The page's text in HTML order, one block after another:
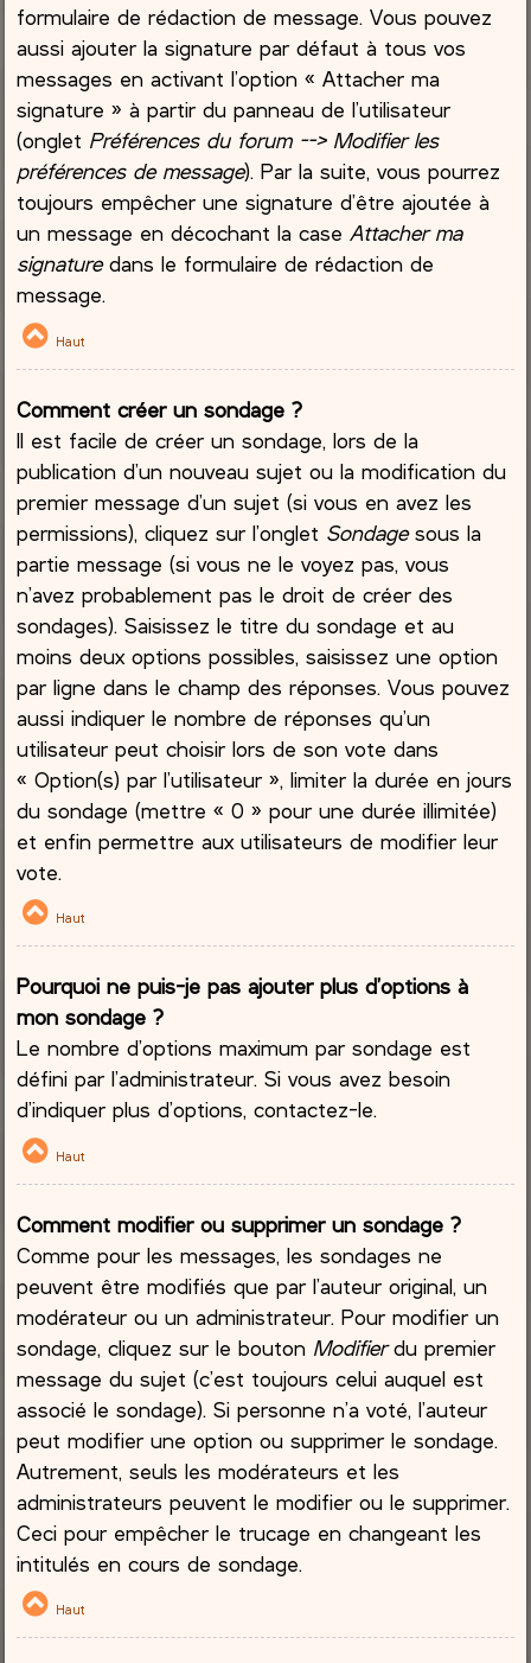
formulaire de rédaction de message. Vous pouvez
aussi ajouter la signature par défaut à tous vos
messages en activant l’option « Attacher ma
signature » à partir du panneau de l’utilisateur
(onglet Préférences du forum --> Modifier les
préférences de message). Par la suite, vous pourrez
toujours empêcher une signature d’être ajoutée à
un message en décochant la caseAttacher ma
signaturedans le formulaire de rédaction de
message.
Haut
Comment créer un sondage ?
Il est facile de créer un sondage, lors de la
publication d’un nouveau sujet ou la modification du
premier message d’un sujet (si vous en avez les
permissions), cliquez sur l’onglet Sondagesous la
partie message (si vous ne le voyez pas, vous
n’avez probablement pas le droit de créer des
sondages). Saisissez le titre du sondage et au
moins deux options possibles, saisissez une option
par ligne dans le champ des réponses. Vous pouvez
aussi indiquer le nombre de réponses qu’un
utilisateur peut choisir lors de son vote dans
« Option(s) par l’utilisateur », limiter la durée en jours
du sondage (mettre « 0 » pour une durée illimitée)
et enfin permettre aux utilisateurs de modifier leur
vote.
Haut
Pourquoi ne puis-je pas ajouter plus d’options à
mon sondage ?
Le nombre d’options maximum par sondage est
défini par l’administrateur. Si vous avez besoin
d’indiquer plus d’options, contactez-le.
Haut
Comment modifier ou supprimer un sondage ?
Comme pour les messages, les sondages ne
peuvent être modifiés que par l’auteur original, un
modérateur ou un administrateur. Pour modifier un
sondage, cliquez sur le bouton Modifierdu premier
message du sujet (c’est toujours celui auquel est
associé le sondage). Si personne n’a voté, l’auteur
peut modifier une option ou supprimer le sondage.
Autrement, seuls les modérateurs et les
administrateurs peuvent le modifier ou le supprimer.
Ceci pour empêcher le trucage en changeant les
intitulés en cours de sondage.
Haut